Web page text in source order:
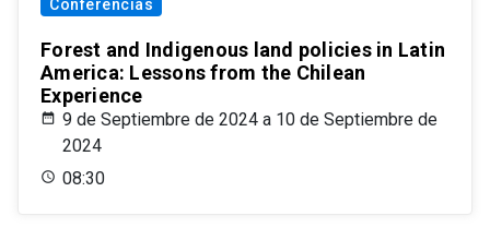
Conferencias
Forest and Indigenous land policies in Latin
America: Lessons from the Chilean
Experience
9 de Septiembre de 2024 a 10 de Septiembre de
2024
08:30